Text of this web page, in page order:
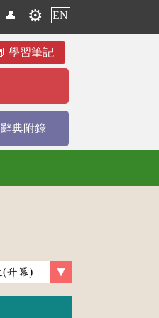
👤 ⚙️ EN
學習筆記
辭典附錄